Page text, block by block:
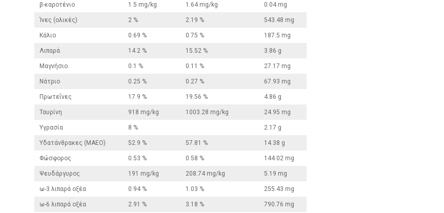
β-καροτένιο 1.5 mg/kg 1.64 mg/kg 0.04 mg
Ίνες (ολικές) 2 % 2.19 % 543.48 mg
Κάλιο 0.69 % 0.75 % 187.5 mg
Λιπαρά 14.2 % 15.52 % 3.86 g
Μαγνήσιο 0.1 % 0.11 % 27.17 mg
Νάτριο 0.25 % 0.27 % 67.93 mg
Πρωτεΐνες 17.9 % 19.56 % 4.86 g
Ταυρίνη 918 mg/kg 1003.28 mg/kg 24.95 mg
Υγρασία 8 % 2.17 g
Υδατάνθρακες (ΜΑΕΟ) 52.9 % 57.81 % 14.38 g
Φώσφορος 0.53 % 0.58 % 144.02 mg
Ψευδάργυρος 191 mg/kg 208.74 mg/kg 5.19 mg
ω-3 λιπαρά οξέα 0.94 % 1.03 % 255.43 mg
ω-6 λιπαρά οξέα 2.91 % 3.18 % 790.76 mg